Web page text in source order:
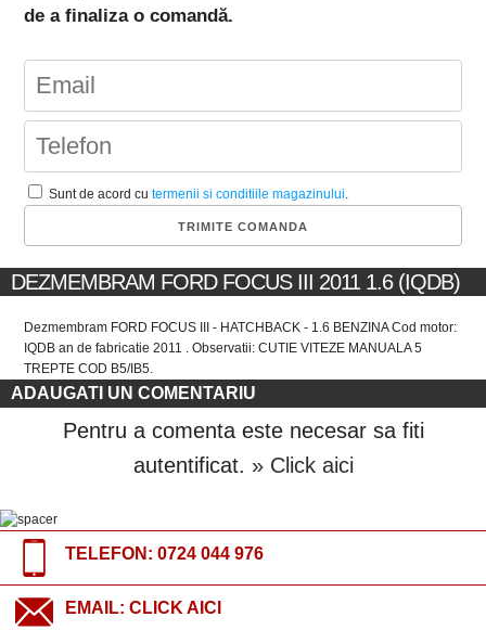
de a finaliza o comandă.
Sunt de acord cutermenii si conditiile magazinului.
DEZMEMBRAM FORD FOCUS III 2011 1.6 (IQDB)
Dezmembram FORD FOCUS III - HATCHBACK - 1.6 BENZINA Cod motor:
IQDB an de fabricatie 2011 . Observatii: CUTIE VITEZE MANUALA 5
TREPTE COD B5/IB5.
ADAUGATI UN COMENTARIU
Pentru a comenta este necesar sa fiti
autentificat. » Click aici
TELEFON: 0724 044 976
EMAIL: CLICK AICI